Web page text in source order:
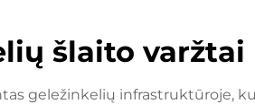
šlaito varžtai
geležinkelių infrastruktūroje,